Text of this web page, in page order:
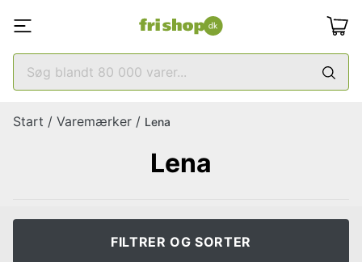
Start / Varemærker / Lena
Lena
FILTRER OG SORTER